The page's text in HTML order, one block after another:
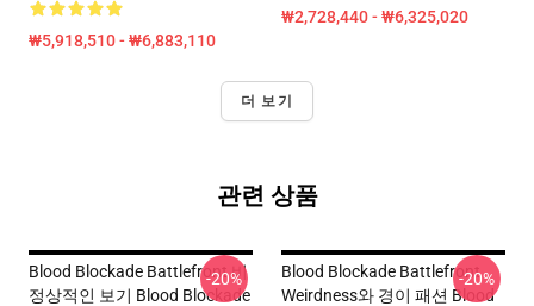
₩5,918,510 - ₩6,883,110
₩2,728,440 - ₩6,325,020
더 보기
관련 상품
Blood Blockade Battlefront 비
정상적인 보기 Blood Blockade
-20%
Blood Blockade Battlefront
Weirdness와 경이 패션 Blood
-20%